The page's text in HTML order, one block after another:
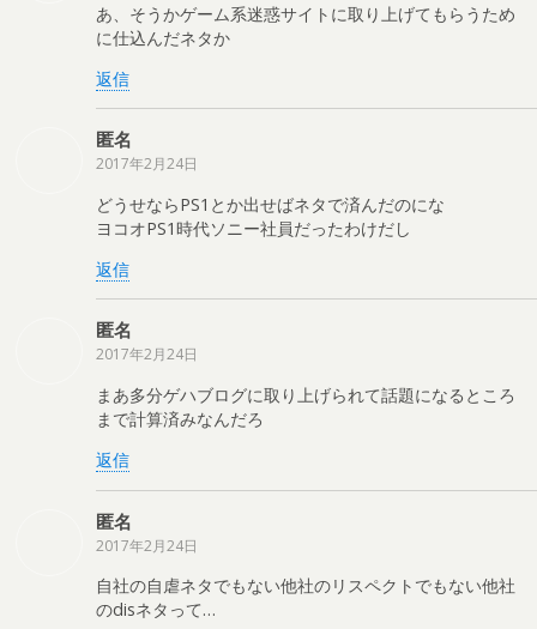
あ、そうかゲーム系迷惑サイトに取り上げてもらうため
に仕込んだネタか
返信
匿名
2017年2月24日
どうせならPS1とか出せばネタで済んだのにな
ヨコオPS1時代ソニー社員だったわけだし
返信
匿名
2017年2月24日
まあ多分ゲハブログに取り上げられて話題になるところ
まで計算済みなんだろ
返信
匿名
2017年2月24日
自社の自虐ネタでもない他社のリスペクトでもない他社
のdisネタって…